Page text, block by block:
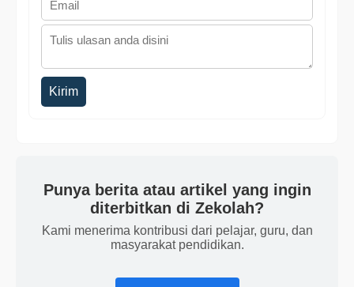
Kirim
Punya berita atau artikel yang ingin
diterbitkan di Zekolah?
Kami menerima kontribusi dari pelajar, guru, dan
masyarakat pendidikan.